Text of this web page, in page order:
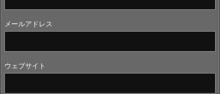
メールアドレス
ウェブサイト